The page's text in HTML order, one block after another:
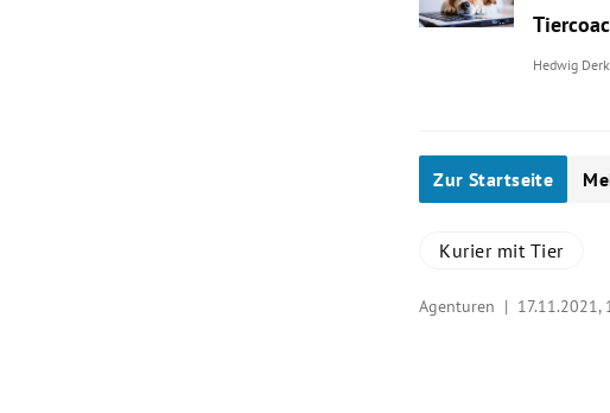
Hedwig
Zur Startseite
Kurier mit Tier
Agenturen | 17.11.2021,